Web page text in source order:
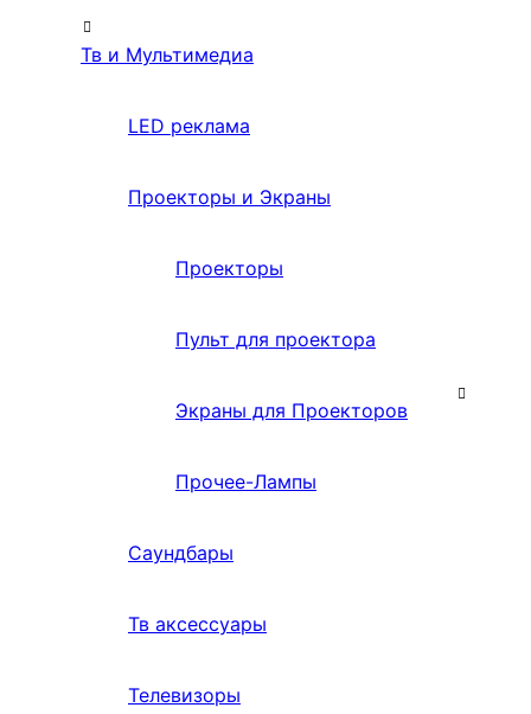
Тв и Мультимедиа
LED реклама
Проекторы и Экраны
Проекторы
Пульт для проектора
Экраны для Проекторов
Прочее-Лампы
Саундбары
Тв аксессуары
Телевизоры